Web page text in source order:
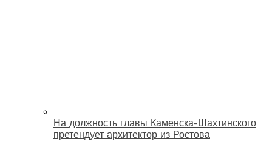
На должность главы Каменска-Шахтинского
претендует архитектор из Ростова